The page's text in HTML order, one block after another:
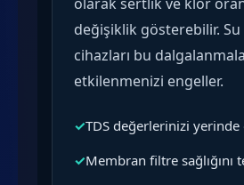
değişiklik gösterebilir. Su
cihazları bu
etkilenmenizi engeller.
✓TDS değerlerinizi
✓Membran filtre sağlığını